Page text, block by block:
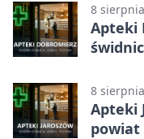
8
Apteki
8
Apteki
powiat